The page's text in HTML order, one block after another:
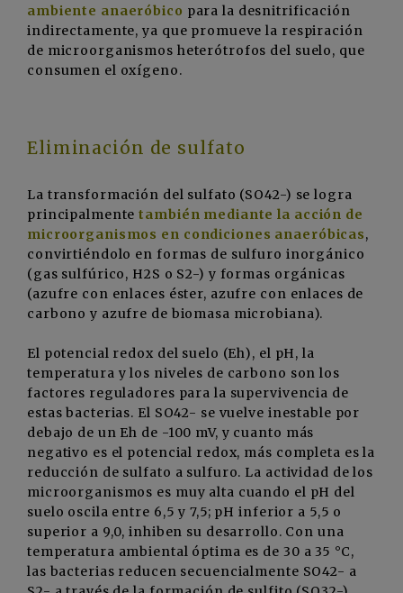
ambiente anaeróbico para la desnitrificación
indirectamente, ya que promueve la respiración
de microorganismos heterótrofos del suelo, que
consumen el oxígeno.
Eliminación de sulfato
La transformación del sulfato (SO42-) se logra
principalmentetambién mediante la acción de
microorganismos en condiciones anaeróbicas,
convirtiéndolo en formas de sulfuro inorgánico
(gas sulfúrico, H2S o S2-) y formas orgánicas
(azufre con enlaces éster, azufre con enlaces de
carbono y azufre de biomasa microbiana).
El potencial redox del suelo (Eh), el pH, la
temperatura y los niveles de carbono son los
factores reguladores para la supervivencia de
estas bacterias. El SO42- se vuelve inestable por
debajo de un Eh de -100 mV, y cuanto más
negativo es el potencial redox, más completa es la
reducción de sulfato a sulfuro. La actividad de los
microorganismos es muy alta cuando el pH del
suelo oscila entre 6,5 y 7,5; pH inferior a 5,5 o
superior a 9,0, inhiben su desarrollo. Con una
temperatura ambiental óptima es de 30 a 35 °C,
las bacterias reducen secuencialmente SO42- a